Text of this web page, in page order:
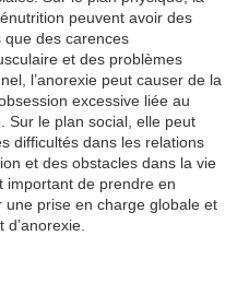
peuvent avoir des
que des carences
et des problèmes
l’anorexie peut causer de la
excessive liée au
Sur le plan social, elle peut
difficultés dans les relations
et des obstacles dans la vie
important de prendre en
prise en charge globale et